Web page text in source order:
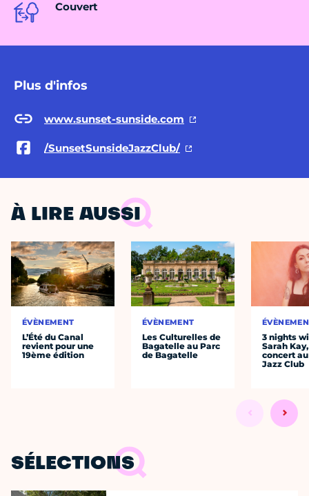
Couvert
Plus d'infos
www.sunset-sunside.com
/SunsetSunsideJazzClub/
À LIRE AUSSI
ÉVÈNEMENT
L’Été du Canal
revient pour une
19ème édition
ÉVÈNEMENT
Les Culturelles de
Bagatelle au Parc
de Bagatelle
3 nights
Sarah
concert
Jazz Club
SÉLECTIONS